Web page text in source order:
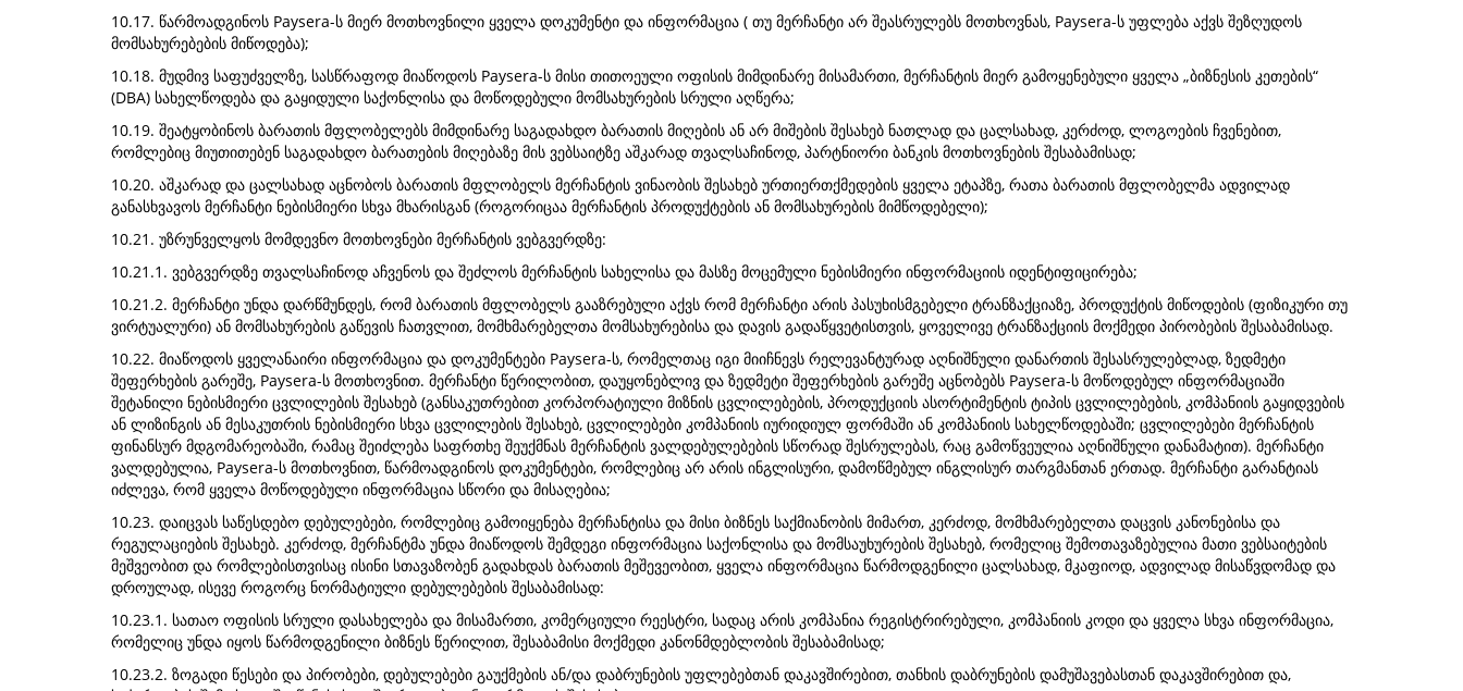
10.17. წარმოადგინოს Paysera-ს მიერ მოთხოვნილი ყველა დოკუმენტი და ინფორმაცია ( თუ მერჩანტი არ შეასრულებს მოთხოვნას, Paysera-ს უფლება აქვს შეზღუდოს
მომსახურებების მიწოდება);
10.18. მუდმივ საფუძველზე, სასწრაფოდ მიაწოდოს Paysera-ს მისი თითოეული ოფისის მიმდინარე მისამართი, მერჩანტის მიერ გამოყენებული ყველა „ბიზნესის კეთების“
(DBA) სახელწოდება და გაყიდული საქონლისა და მოწოდებული მომსახურების სრული აღწერა;
10.19. შეატყობინოს ბარათის მფლობელებს მიმდინარე საგადახდო ბარათის მიღების ან არ მიშების შესახებ ნათლად და ცალსახად, კერძოდ, ლოგოების ჩვენებით,
რომლებიც მიუთითებენ საგადახდო ბარათების მიღებაზე მის ვებსაიტზე აშკარად თვალსაჩინოდ, პარტნიორი ბანკის მოთხოვნების შესაბამისად;
10.20. აშკარად და ცალსახად აცნობოს ბარათის მფლობელს მერჩანტის ვინაობის შესახებ ურთიერთქმედების ყველა ეტაპზე, რათა ბარათის მფლობელმა ადვილად
განასხვავოს მერჩანტი ნებისმიერი სხვა მხარისგან (როგორიცაა მერჩანტის პროდუქტების ან მომსახურების მიმწოდებელი);
10.21. უზრუნველყოს მომდევნო მოთხოვნები მერჩანტის ვებგვერდზე:
10.21.1. ვებგვერდზე თვალსაჩინოდ აჩვენოს და შეძლოს მერჩანტის სახელისა და მასზე მოცემული ნებისმიერი ინფორმაციის იდენტიფიცირება;
10.21.2. მერჩანტი უნდა დარწმუნდეს, რომ ბარათის მფლობელს გააზრებული აქვს რომ მერჩანტი არის პასუხისმგებელი ტრანზაქციაზე, პროდუქტის მიწოდების (ფიზიკური თუ
ვირტუალური) ან მომსახურების გაწევის ჩათვლით, მომხმარებელთა მომსახურებისა და დავის გადაწყვეტისთვის, ყოველივე ტრანზაქციის მოქმედი პირობების შესაბამისად.
10.22. მიაწოდოს ყველანაირი ინფორმაცია და დოკუმენტები Paysera-ს, რომელთაც იგი მიიჩნევს რელევანტურად აღნიშნული დანართის შესასრულებლად, ზედმეტი
შეფერხების გარეშე, Paysera-ს მოთხოვნით. მერჩანტი წერილობით, დაუყონებლივ და ზედმეტი შეფერხების გარეშე აცნობებს Paysera-ს მოწოდებულ ინფორმაციაში
შეტანილი ნებისმიერი ცვლილების შესახებ (განსაკუთრებით კორპორატიული მიზნის ცვლილებების, პროდუქციის ასორტიმენტის ტიპის ცვლილებების, კომპანიის გაყიდვების
ან ლიზინგის ან მესაკუთრის ნებისმიერი სხვა ცვლილების შესახებ, ცვლილებები კომპანიის იურიდიულ ფორმაში ან კომპანიის სახელწოდებაში; ცვლილებები მერჩანტის
ფინანსურ მდგომარეობაში, რამაც შეიძლება საფრთხე შეუქმნას მერჩანტის ვალდებულებების სწორად შესრულებას, რაც გამოწვეულია აღნიშნული დანამატით). მერჩანტი
ვალდებულია, Paysera-ს მოთხოვნით, წარმოადგინოს დოკუმენტები, რომლებიც არ არის ინგლისური, დამოწმებულ ინგლისურ თარგმანთან ერთად. მერჩანტი გარანტიას
იძლევა, რომ ყველა მოწოდებული ინფორმაცია სწორი და მისაღებია;
10.23. დაიცვას საწესდებო დებულებები, რომლებიც გამოიყენება მერჩანტისა და მისი ბიზნეს საქმიანობის მიმართ, კერძოდ, მომხმარებელთა დაცვის კანონებისა და
რეგულაციების შესახებ. კერძოდ, მერჩანტმა უნდა მიაწოდოს შემდეგი ინფორმაცია საქონლისა და მომსაუხურების შესახებ, რომელიც შემოთავაზებულია მათი ვებსაიტების
მეშვეობით და რომლებისთვისაც ისინი სთავაზობენ გადახდას ბარათის მეშევეობით, ყველა ინფორმაცია წარმოდგენილი ცალსახად, მკაფიოდ, ადვილად მისაწვდომად და
დროულად, ისევე როგორც ნორმატიული დებულებების შესაბამისად:
10.23.1. სათაო ოფისის სრული დასახელება და მისამართი, კომერციული რეესტრი, სადაც არის კომპანია რეგისტრირებული, კომპანიის კოდი და ყველა სხვა ინფორმაცია,
რომელიც უნდა იყოს წარმოდგენილი ბიზნეს წერილით, შესაბამისი მოქმედი კანონმდებლობის შესაბამისად;
10.23.2. ზოგადი წესები და პირობები, დებულებები გაუქმების ან/და დაბრუნების უფლებებთან დაკავშირებით, თანხის დაბრუნების დამუშავებასთან დაკავშირებით და,